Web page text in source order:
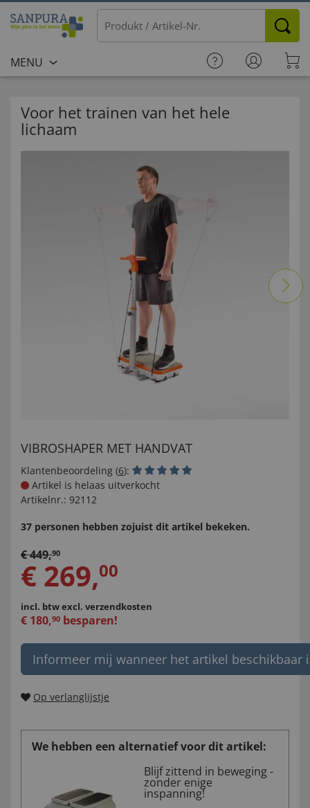
MENU
Voor het trainen van het hele
lichaam
VIBROSHAPER MET HANDVAT
Klantenbeoordeling (6):
Artikel is helaas uitverkocht
Artikelnr.: 92112
37 personen hebben zojuist dit artikel bekeken.
€449,90
€ 269,00
incl. btwexcl. verzendkosten
€ 180,90 besparen!
Informeer mij wanneer het artikel beschikbaar
Op verlanglijstje
We hebben een alternatief voor dit artikel:
Blijf zittend in beweging -
zonder enige
inspanning!